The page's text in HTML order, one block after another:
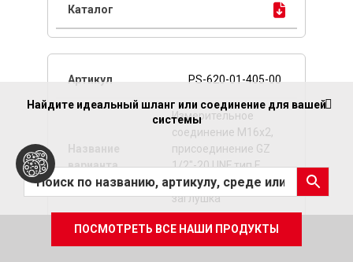
PS-620-01-405-00
Измерительное
соединение M16x2,
присоединение GZ
1/2"-20 UNF тип F,
пластиковая
заглушка
Найдите идеальный шланг или соединение для вашей
системы
ПОСМОТРЕТЬ ВСЕ НАШИ ПРОДУКТЫ